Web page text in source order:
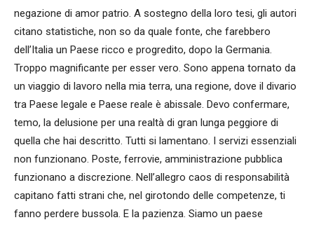
negazione di amor patrio. A sostegno della loro tesi, gli autori
citano statistiche, non so da quale fonte, che farebbero
dell’Italia un Paese ricco e progredito, dopo la Germania.
Troppo magnificante per esser vero. Sono appena tornato da
un viaggio di lavoro nella mia terra, una regione, dove il divario
tra Paese legale e Paese reale è abissale. Devo confermare,
temo, la delusione per una realtà di gran lunga peggiore di
quella che hai descritto. Tutti si lamentano. I servizi essenziali
non funzionano. Poste, ferrovie, amministrazione pubblica
funzionano a discrezione. Nell’allegro caos di responsabilità
capitano fatti strani che, nel girotondo delle competenze, ti
fanno perdere bussola. E la pazienza. Siamo un paese